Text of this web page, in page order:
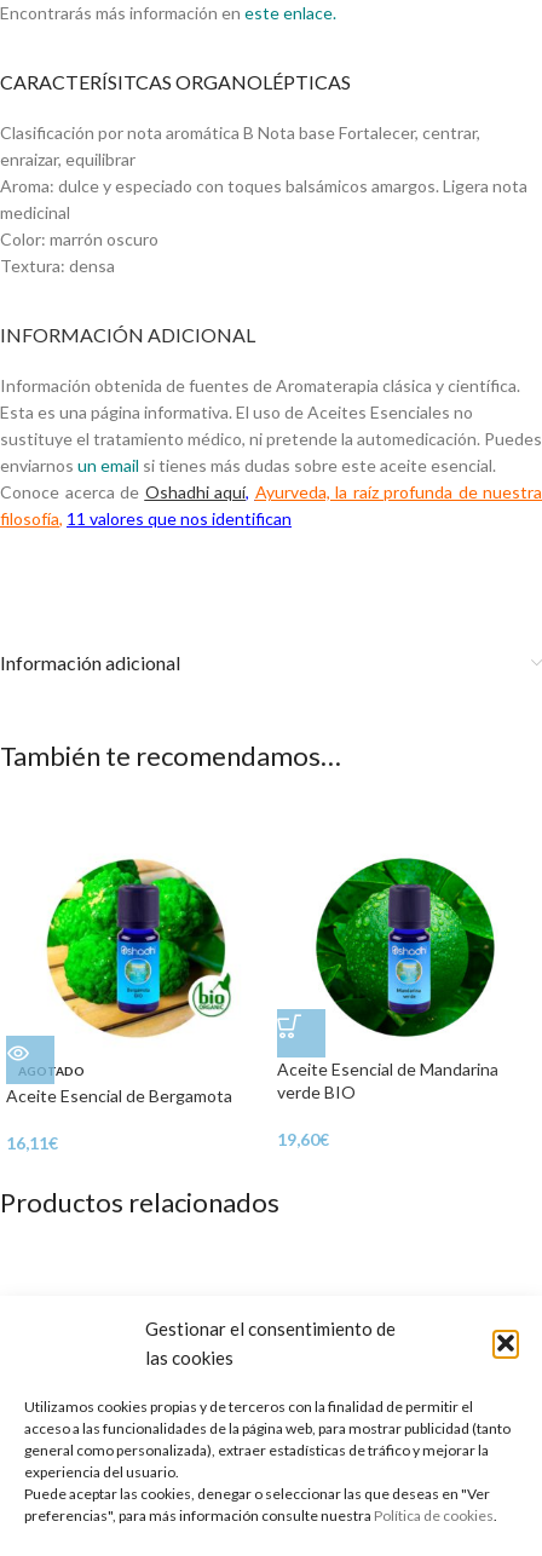
Gestionar el consentimiento de
las cookies
Utilizamos cookies propias y de terceros con la finalidad de permitir el
acceso a las funcionalidades de la página web, para mostrar publicidad (tanto
general como personalizada), extraer estadísticas de tráfico y mejorar la
experiencia del usuario.
Puede aceptar las cookies, denegar o seleccionar las que deseas en "Ver
preferencias", para más información consulte nuestra Política de cookies.
Encontrarás más información en este enlace.
CARACTERÍSITCAS ORGANOLÉPTICAS
Clasificación por nota aromática B Nota base Fortalecer, centrar,
enraizar, equilibrar
Aroma: dulce y especiado con toques balsámicos amargos. Ligera nota
medicinal
Color: marrón oscuro
Textura: densa
INFORMACIÓN ADICIONAL
Información obtenida de fuentes de Aromaterapia clásica y científica.
Esta es una página informativa. El uso de Aceites Esenciales no
sustituye el tratamiento médico, ni pretende la automedicación. Puedes
enviarnos un email si tienes más dudas sobre este aceite esencial.
Conoce acerca de Oshadhi aquí, Ayurveda, la raíz profunda de nuestra
filosofía, 11 valores que nos identifican
Información adicional
También te recomendamos…
AGOTADO
Aceite Esencial de Bergamota
16,11€
Aceite Esencial de Mandarina
verde BIO
19,60€
Productos relacionados
Aceite Esencial absoluto de
Aceite Esencial de Gaulteria